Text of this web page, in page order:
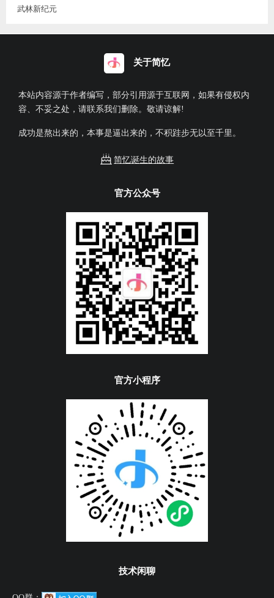
武林新纪元
关于简忆
本站内容源于作者编写，部分引用源于互联网，如果有侵权内
容、不妥之处，请联系我们删除。敬请谅解!
成功是熬出来的，本事是逼出来的，不积跬步无以至千里。
简忆诞生的故事
官方公众号
官方小程序
技术闲聊